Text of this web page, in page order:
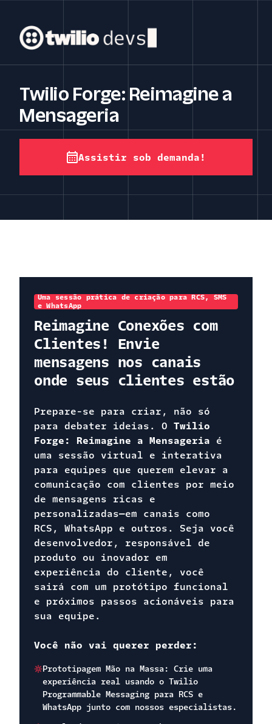
Twilio Forge: Reimagine a
Mensageria
Assistir sob demanda!
Uma sessão prática de criação para RCS, SMS
e WhatsApp
Reimagine Conexões com
Clientes! Envie
mensagens nos canais
onde seus clientes estão
Prepare-se para criar, não só
para debater ideias. O Twilio
Forge: Reimagine a Mensageria é
uma sessão virtual e interativa
para equipes que querem elevar a
comunicação com clientes por meio
de mensagens ricas e
personalizadas—em canais como
RCS, WhatsApp e outros. Seja você
desenvolvedor, responsável de
produto ou inovador em
experiência do cliente, você
sairá com um protótipo funcional
e próximos passos acionáveis para
sua equipe.
Você não vai querer perder:
Prototipagem Mão na Massa: Crie uma
experiência real usando o Twilio
Programmable Messaging para RCS e
WhatsApp junto com nossos especialistas.